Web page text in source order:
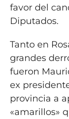
favor del
Diputados.
Tanto en
grandes
fueron
ex
provincia a
«amarillos»